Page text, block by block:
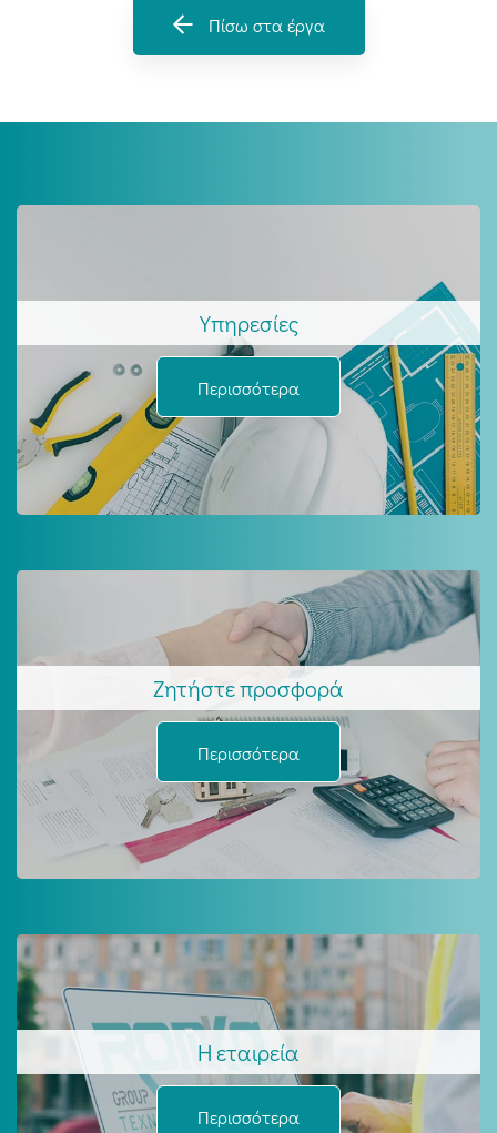
Πίσω στα έργα
Υπηρεσίες
Περισσότερα
Ζητήστε προσφορά
Περισσότερα
Η εταιρεία
Περισσότερα